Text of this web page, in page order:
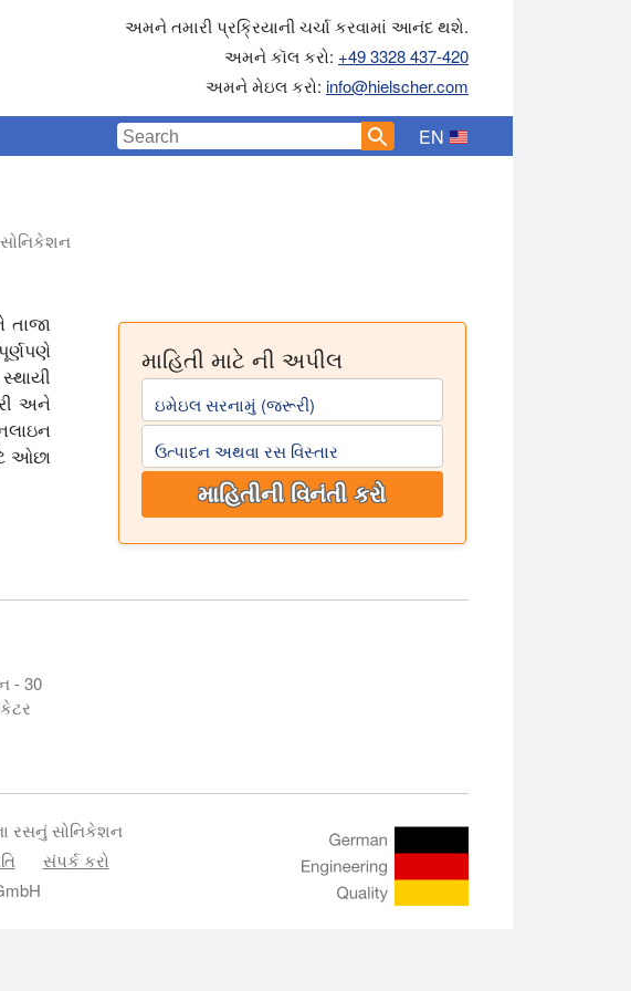
અમને તમારી પ્રક્રિયાની ચર્ચા કરવામાં આનંદ થશે.
અમને કૉલ કરો: +49 3328 437-420
અમને મેઇલ કરો: info@hielscher.com
EN
તાજા
અને
ઓછા
માહિતી માટે ની અપીલ
ઇમેઇલ સરનામું (જરૂરી)
ઉત્પાદન અથવા રસ વિસ્તાર
માહિતીની વિનંતી કરો
- 30
રસનું સોનિકેશન
સંપર્ક કરો